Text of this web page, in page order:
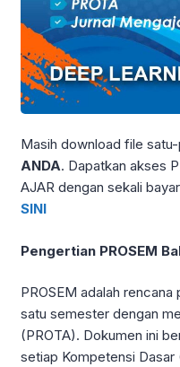
Masih download file
ANDA. Dapatkan akses
AJAR dengan sekali bayar
SINI
Pengertian PROSEM
PROSEM adalah
satu semester dengan
(PROTA). Dokumen ini
setiap Kompetensi Dasar